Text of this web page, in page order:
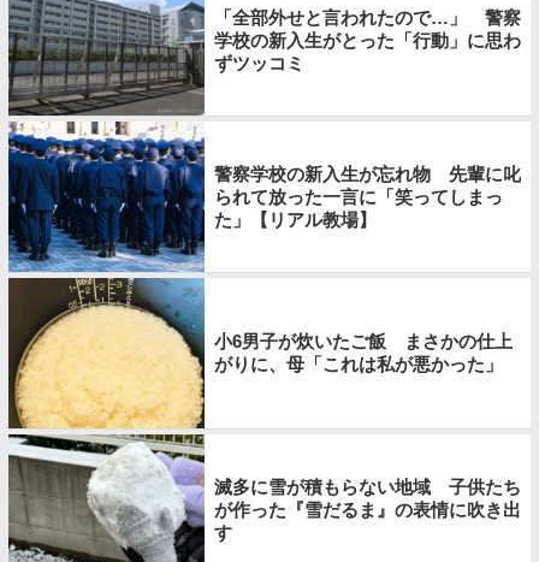
「全部外せと言われたので…」 警察
学校の新入生がとった「行動」に思わ
ずツッコミ
警察学校の新入生が忘れ物 先輩に叱
られて放った一言に「笑ってしまっ
た」【リアル教場】
小6男子が炊いたご飯 まさかの仕上
がりに、母「これは私が悪かった」
滅多に雪が積もらない地域 子供たち
が作った『雪だるま』の表情に吹き出
す